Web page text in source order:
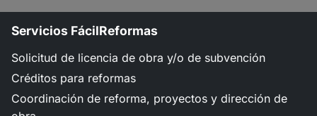
Servicios FácilReformas
Solicitud de licencia de obra y/o de subvención
Créditos para reformas
Coordinación de reforma, proyectos y dirección de